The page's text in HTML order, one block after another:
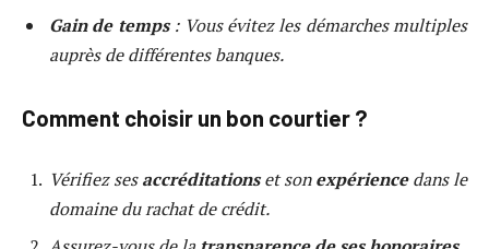
Gain de temps: Vous évitez les démarches multiples
auprès de différentes banques.
Comment choisir un bon courtier ?
Vérifiez sesaccréditationset sonexpériencedans le
domaine du rachat de crédit.